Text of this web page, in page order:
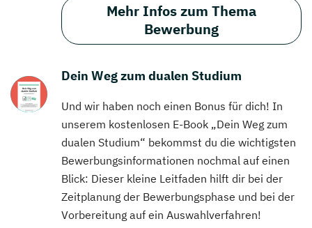
Mehr Infos zum Thema
Bewerbung
Dein Weg zum dualen Studium
Und wir haben noch einen Bonus für dich! In
unserem kostenlosen E-Book „Dein Weg zum
dualen Studium“ bekommst du die wichtigsten
Bewerbungsinformationen nochmal auf einen
Blick: Dieser kleine Leitfaden hilft dir bei der
Zeitplanung der Bewerbungsphase und bei der
Vorbereitung auf ein Auswahlverfahren!